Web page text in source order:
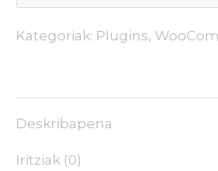
Kategoriak: Plugins,
Deskribapena
Iritziak (0)